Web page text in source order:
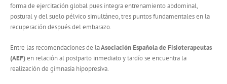
forma de ejercitación global pues integra entrenamiento abdominal,
postural y del suelo pélvico simultáneo, tres puntos fundamentales en la
recuperación después del embarazo.
Entre las recomendaciones de laAsociación Española de Fisioterapeutas
(AEF)en relación al postparto inmediato y tardío se encuentra la
realización de gimnasia hipopresiva.